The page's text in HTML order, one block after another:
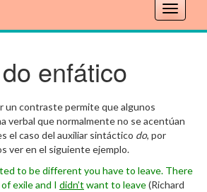
T
a
g
a
enfático
un contraste permite que algunos
verbal que normalmente no se acentúan
el caso del auxiliar sintáctico do, por
ver en el siguiente ejemplo.
to be different you have to leave. There
exile and I didn’t want to leave(Richard